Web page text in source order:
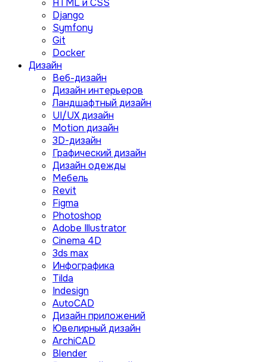
HTML и CSS
Django
Symfony
Git
Docker
Дизайн
Веб-дизайн
Дизайн интерьеров
Ландшафтный дизайн
UI/UX дизайн
Motion дизайн
3D-дизайн
Графический дизайн
Дизайн одежды
Мебель
Revit
Figma
Photoshop
Adobe Illustrator
Сinema 4D
3ds max
Инфографика
Tilda
Indesign
AutoCAD
Дизайн приложений
Ювелирный дизайн
ArchiCAD
Blender